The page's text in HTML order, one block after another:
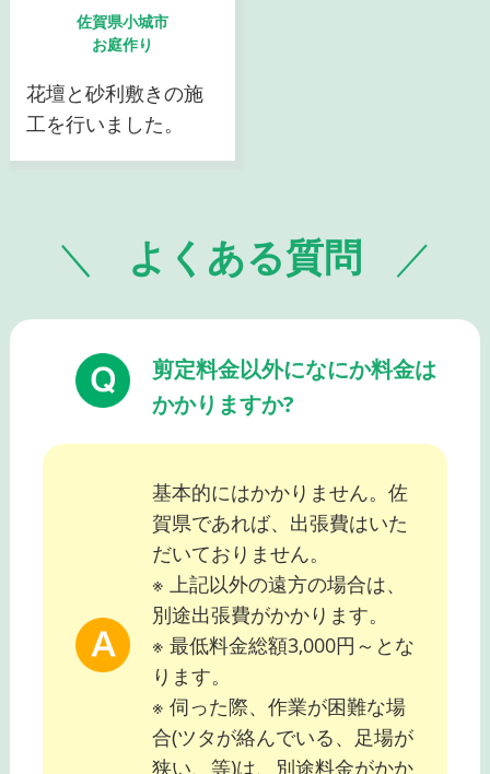
佐賀県小城市
お庭作り
花壇と砂利敷きの施
工を行いました。
よくある質問
剪定料金以外になにか料金は
かかりますか?
基本的にはかかりません。佐
賀県であれば、出張費はいた
だいておりません。
※ 上記以外の遠方の場合は、
別途出張費がかかります。
※ 最低料金総額3,000円～とな
ります。
※ 伺った際、作業が困難な場
合(ツタが絡んでいる、足場が
狭い、等)は、別途料金がかか